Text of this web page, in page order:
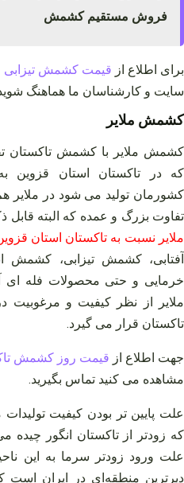
فروش مستقیم کشمش
برای اطلاع از قیمت کشمش تیزابی
سایت و کارشناسان ما هماهنگ
کشمش ملایر
کشمش ملایر با کشمش تاکستان
که در تاکستان استان قزوین
کشورمان تولید می شود در ملایر هم
تفاوت بزرگ و عمده که البته قابل
ملایر نسبت به تاکستان استان
آفتابی، کشمش تیزابی، کشمش
خرمایی و حتی محصولات فله‌ ای
ملایر از نظر کیفیت و مرغوبیت
تاکستان قرار می‌ گیرد.
جهت اطلاع از قیمت روز کشمش
مشاهده می کنید تماس بگیرید.
علت پایین‌ تر بودن کیفیت
که زودتر از تاکستان انگور
علت ورود زودتر سرما به این
دیرترین منطقه‌ای در ایران است